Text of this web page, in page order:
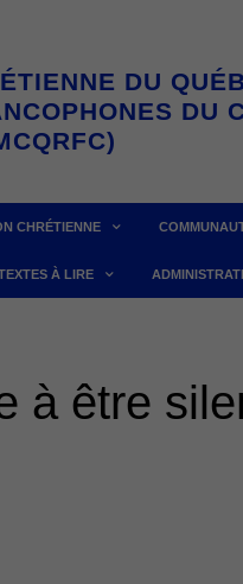
DU
DU
CHRÉTIENNE
À LIRE
à être